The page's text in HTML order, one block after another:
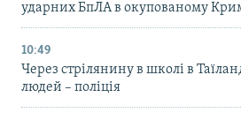
ударних БпЛА в окупованому
10:49
Через стрілянину в школі в
людей – поліція